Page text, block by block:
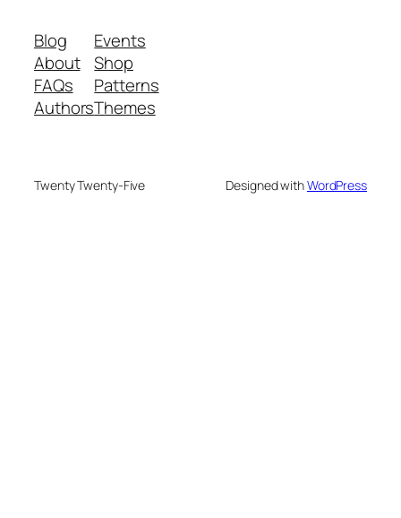
Blog
About
FAQs
Authors
Events
Shop
Patterns
Themes
Twenty Twenty-Five Designed withWordPress